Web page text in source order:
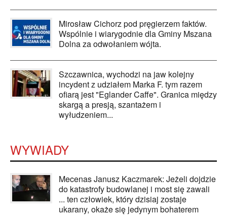
Mirosław Cichorz pod pręgierzem faktów.
Wspólnie i wiarygodnie dla Gminy Mszana
Dolna za odwołaniem wójta.
Szczawnica, wychodzi na jaw kolejny
incydent z udziałem Marka F. tym razem
ofiarą jest "Eglander Caffe". Granica między
skargą a presją, szantażem i
wyłudzeniem...
WYWIADY
Mecenas Janusz Kaczmarek: Jeżeli dojdzie
do katastrofy budowlanej i most się zawali
... ten człowiek, który dzisiaj zostaje
ukarany, okaże się jedynym bohaterem